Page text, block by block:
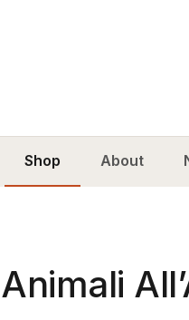
Shop About
Animali